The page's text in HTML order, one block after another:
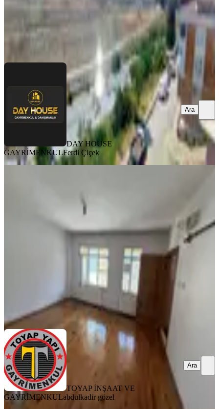
DAY HOUSE GAYRİMENKUL Ferdi Çiçek
DAY HOUSE
GAYRİMENKULFerdi Çiçek
Ara
Balkon
·70 m²·3. Kat·08.08.2026
25.000 ₺
TOYAP İNŞAAT VE GAYRİMENKULabdulkadir gözel
Ara
TOYAP İNŞAAT VE
GAYRİMENKULabdulkadir gözel
Ara